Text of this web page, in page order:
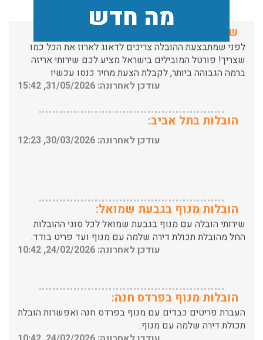
מה חדש
לפני שמתבצעת ההובלה צריכים לדאוג לארוז את הכל כמו
שצריך! פורטל המובילים בישראל מציע לכם שירותי אריזה
ברמה הגבוהה ביותר, לקבלת הצעת מחיר כנסו עכשיו
עודכן לאחרונה: 31/05/2026, 15:42
הובלות בתל אביב:
עודכן לאחרונה: 30/03/2026, 12:23
החל מהובלת תכולת דירה שלמה עם מנוף ועד פריט בודד.
עודכן לאחרונה: 24/02/2026, 10:42
תכולת דירה שלמה עם מנוף.
עודכן לאחרונה: 24/02/2026, 10:42